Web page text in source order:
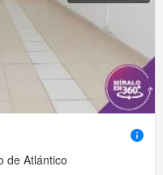
de Atlántico